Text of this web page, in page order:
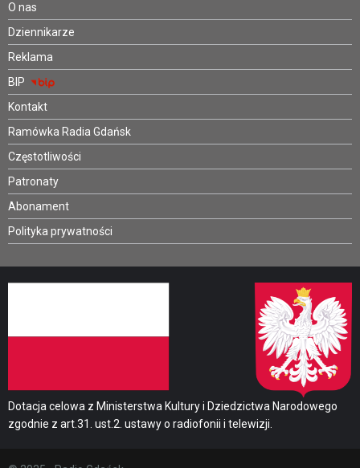
O nas
Dziennikarze
Reklama
BIP
Kontakt
Ramówka Radia Gdańsk
Częstotliwości
Patronaty
Abonament
Polityka prywatności
Dotacja celowa z Ministerstwa Kultury i Dziedzictwa Narodowego
zgodnie z art.31. ust.2. ustawy o radiofonii i telewizji.